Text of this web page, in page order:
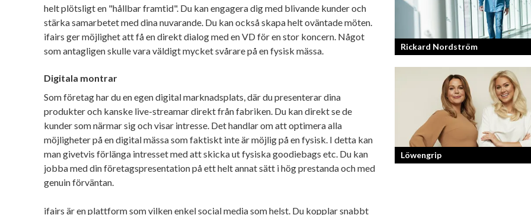
helt plötsligt en "hållbar framtid". Du kan engagera dig med blivande kunder och
stärka samarbetet med dina nuvarande. Du kan också skapa helt oväntade möten.
ifairs ger möjlighet att få en direkt dialog med en VD för en stor koncern. Något
som antagligen skulle vara väldigt mycket svårare på en fysisk mässa.
Digitala montrar
Som företag har du en egen digital marknadsplats, där du presenterar dina
produkter och kanske live-streamar direkt från fabriken. Du kan direkt se de
kunder som närmar sig och visar intresse. Det handlar om att optimera alla
möjligheter på en digital mässa som faktiskt inte är möjlig på en fysisk. I detta kan
man givetvis förlänga intresset med att skicka ut fysiska goodiebags etc. Du kan
jobba med din företagspresentation på ett helt annat sätt i hög prestanda och med
genuin förväntan.
ifairs är en plattform som vilken enkel social media som helst. Du kopplar snabbt
Rickard Nordström
Läraren som omfamnar sociala
Löwengrip